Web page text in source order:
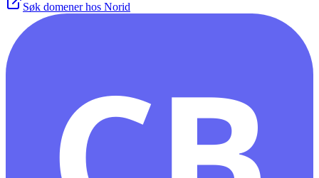
Søk domener hos Norid